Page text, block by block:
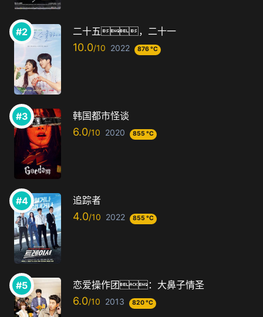
二十五，二十一
10.0 2022 876 °C
韩国都市怪谈
6.0 2020 855 °C
追踪者
4.0 2022 855 °C
恋爱操作团：大鼻子情圣
6.0 2013 820 °C